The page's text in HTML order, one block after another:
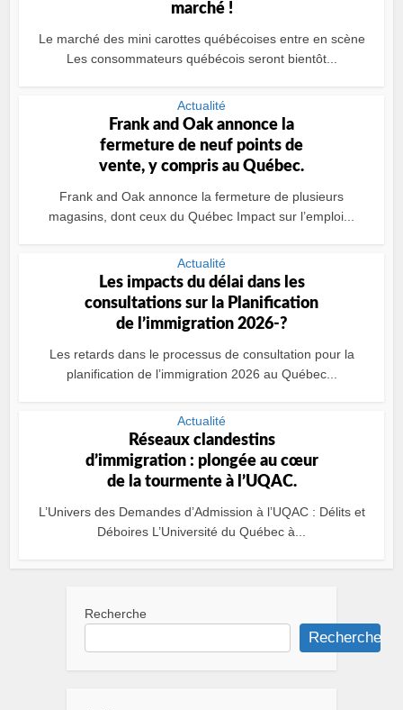
marché !
Le marché des mini carottes québécoises entre en scène
Les consommateurs québécois seront bientôt...
Actualité
Frank and Oak annonce la
fermeture de neuf points de
vente, y compris au Québec.
Frank and Oak annonce la fermeture de plusieurs
magasins, dont ceux du Québec Impact sur l’emploi...
Actualité
Les impacts du délai dans les
consultations sur la Planification
de l’immigration 2026-?
Les retards dans le processus de consultation pour la
planification de l’immigration 2026 au Québec...
Actualité
Réseaux clandestins
d’immigration : plongée au cœur
de la tourmente à l’UQAC.
L’Univers des Demandes d’Admission à l’UQAC : Délits et
Déboires L’Université du Québec à...
Recherche
Recherche